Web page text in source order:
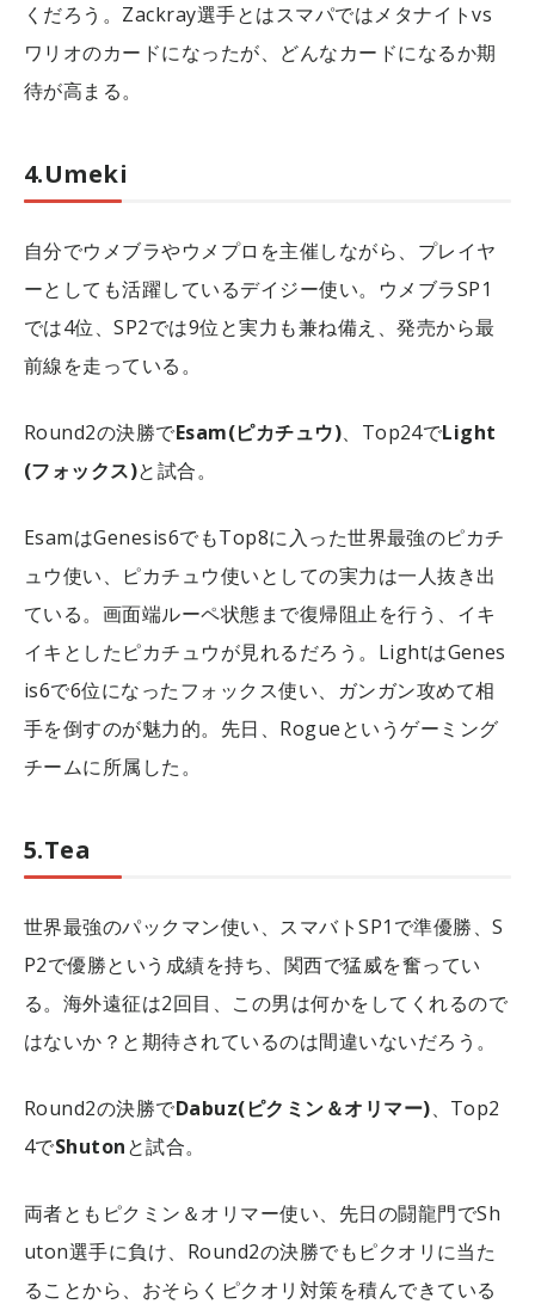
くだろう。Zackray選手とはスマパではメタナイトvs
ワリオのカードになったが、どんなカードになるか期
待が高まる。
4.Umeki
自分でウメブラやウメプロを主催しながら、プレイヤ
ーとしても活躍しているデイジー使い。ウメブラSP1
では4位、SP2では9位と実力も兼ね備え、発売から最
前線を走っている。
Round2の決勝でEsam(ピカチュウ)、Top24でLight
(フォックス)と試合。
EsamはGenesis6でもTop8に入った世界最強のピカチ
ュウ使い、ピカチュウ使いとしての実力は一人抜き出
ている。画面端ルーペ状態まで復帰阻止を行う、イキ
イキとしたピカチュウが見れるだろう。LightはGenes
is6で6位になったフォックス使い、ガンガン攻めて相
手を倒すのが魅力的。先日、Rogueというゲーミング
チームに所属した。
5.Tea
世界最強のパックマン使い、スマバトSP1で準優勝、S
P2で優勝という成績を持ち、関西で猛威を奮ってい
る。海外遠征は2回目、この男は何かをしてくれるので
はないか？と期待されているのは間違いないだろう。
Round2の決勝でDabuz(ピクミン＆オリマー)、Top2
4でShutonと試合。
両者ともピクミン＆オリマー使い、先日の闘龍門でSh
uton選手に負け、Round2の決勝でもピクオリに当た
ることから、おそらくピクオリ対策を積んできている